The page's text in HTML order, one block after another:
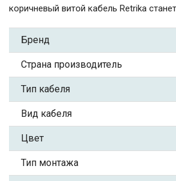
коричневый витой кабель Retrika
Бренд
Страна производитель
Тип кабеля
Вид кабеля
Цвет
Тип монтажа